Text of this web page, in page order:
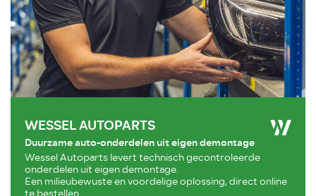
WESSEL AUTOPARTS
Duurzame auto-onderdelen uit eigen demontage
Wessel Autoparts levert technisch gecontroleerde
onderdelen uit eigen demontage.
Een milieubewuste en voordelige oplossing, direct online